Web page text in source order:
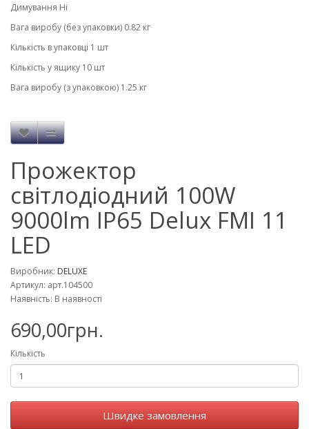
Димування Ні
Вага виробу (без упаковки) 0.82 кг
Кількість в упаковці 1 шт
Кількість у ящику 10 шт
Вага виробу (з упаковкою) 1.25 кг
Прожектор
світлодіодний 100W
9000lm IP65 Delux FMI 11
LED
Виробник: DELUXE
Артикул: арт.104500
Наявність: В наявності
690,00грн.
Кількість
Швидке замовлення